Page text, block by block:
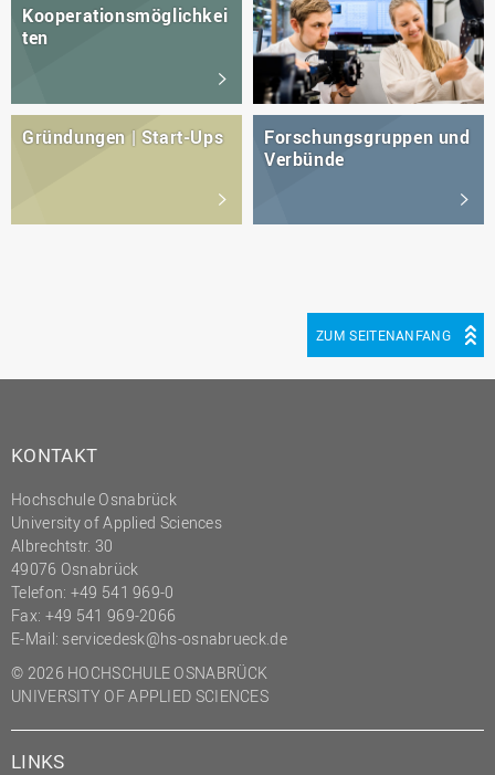
Kooperationsmöglichkei
ten
Gründungen | Start-Ups
Forschungsgruppen und
Verbünde
ZUM SEITENANFANG
KONTAKT
Hochschule Osnabrück
University of Applied Sciences
Albrechtstr. 30
49076 Osnabrück
Telefon: +49 541 969-0
Fax: +49 541 969-2066
E-Mail: servicedesk@hs-osnabrueck.de
© 2026 HOCHSCHULE OSNABRÜCK
UNIVERSITY OF APPLIED SCIENCES
LINKS